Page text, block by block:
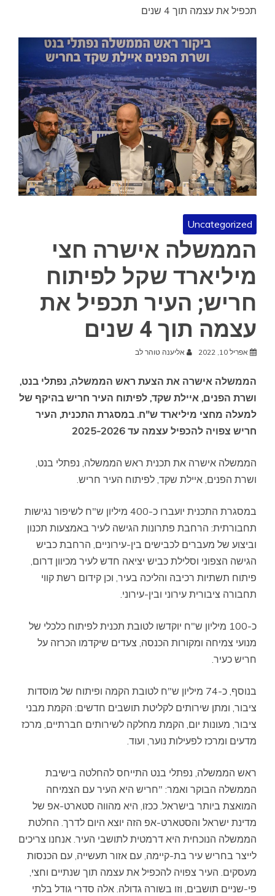
תכפיל את עצמה תוך 4 שנים
Uncategorized
הממשלה אישרה חצי
מיליארד שקל לפיתוח
חריש; העיר תכפיל את
עצמה תוך 4 שנים
אפריל 10, 2022 אליענה טוהר לב
הממשלה אישרה את הצעת ראש הממשלה, נפתלי בנט,
ושרת הפנים, איילת שקד, לפיתוח העיר חריש בהיקף של
למעלה מחצי מיליארד ש"ח. במסגרת התכנית, העיר
חריש צפויה להכפיל עצמה עד 2025-2026
הממשלה אישרה את תכנית ראש הממשלה, נפתלי בנט,
ושרת הפנים, איילת שקד, לפיתוח העיר חריש.
במסגרת התכנית יועברו כ-400 מיליון ש"ח לשיפור נגישות
תחבורתית: הרחבת פתרונות הגישה לעיר באמצעות תכנון
וביצוע של מעברים לכבישים בין-עירוניים, הרחבת כביש
הגישה הצפוני וסלילת כביש יציאה חדש לעיר מכיוון דרום,
פיתוח תשתיות רכיבה והליכה בעיר, וכן קידום רשת קווי
תחבורה ציבורית עירוני ובין-עירוני.
כ-100 מיליון ש"ח יוקדשו לטובת תכנית לפיתוח כלכלי של
מנועי צמיחה ומקורות הכנסה, צעדים שיקדמו הכרזה על
חריש כעיר.
בנוסף, כ-74 מיליון ש"ח לטובת הקמה ופיתוח של מוסדות
ציבור, ומתן שירותים לקליטת תושבים חדשים: הקמת מבני
ציבור, מעונות יום, הקמת מחלקה לשירותים חברתיים, מרכז
מדעים ומרכז לפעילות נוער, ועוד.
ראש הממשלה, נפתלי בנט התייחס להחלטה בישיבת
הממשלה הבוקר ואמר: "חריש היא העיר עם הצמיחה
המואצת ביותר בישראל. ככזו, היא מהווה סטארט-אפ של
מדינת ישראל והסטארט-אפ הזה יוצא היום לדרך. החלטת
הממשלה הנוכחית היא דרמטית לתושבי העיר. אנחנו צריכים
לייצר בחריש עיר בת-קיימה, עם אזור תעשייה, עם הכנסות
מעסקים. העיר צפויה להכפיל את עצמה תוך שנתיים וחצי,
פי-שניים תושבים, וזו בשורה גדולה. אלה סדרי גודל בלתי